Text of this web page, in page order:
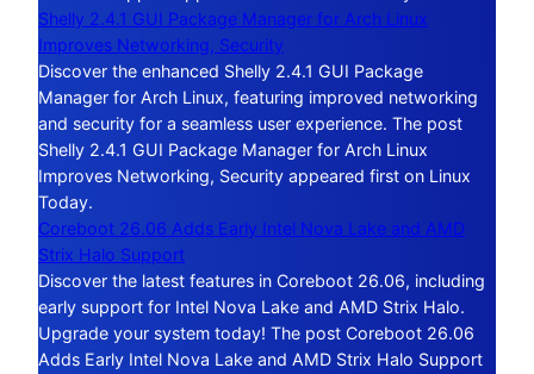
Shelly 2.4.1 GUI Package Manager for Arch Linux
Improves Networking, Security
Discover the enhanced Shelly 2.4.1 GUI Package
Manager for Arch Linux, featuring improved networking
and security for a seamless user experience. The post
Shelly 2.4.1 GUI Package Manager for Arch Linux
Improves Networking, Security appeared first on Linux
Today.
Coreboot 26.06 Adds Early Intel Nova Lake and AMD
Strix Halo Support
Discover the latest features in Coreboot 26.06, including
early support for Intel Nova Lake and AMD Strix Halo.
Upgrade your system today! The post Coreboot 26.06
Adds Early Intel Nova Lake and AMD Strix Halo Support